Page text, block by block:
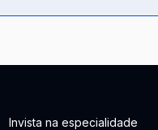
Invista na especialidade